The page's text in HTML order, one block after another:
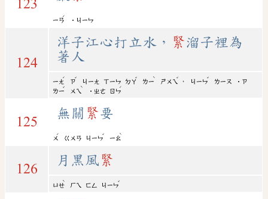
123
ㄧㄢ
ˊ
˙ㄐㄧㄣ
124
洋子江心打立水， 緊溜子裡為
著人
ㄧㄤ
ˊ
ㄗ
ˇ
ㄐㄧㄤ ㄒㄧㄣ ㄉㄚ
ˇ
ㄌㄧ
ˋ
ㄕㄨㄟ
ˇ
， ㄐㄧㄣ
ˇ
ㄌㄧㄡ
˙ㄗ
ㄌㄧ
ˇ
ㄨㄟ
ˋ
˙ㄓㄜ ㄖㄣ
ˊ
125
無關 緊要
ㄨ
ˊ
ㄍㄨㄢ ㄐㄧㄣ
ˇ
ㄧㄠ
ˋ
126
月黑風 緊
ㄩㄝ
ˋ
ㄏㄟ ㄈㄥ ㄐㄧㄣ
ˇ